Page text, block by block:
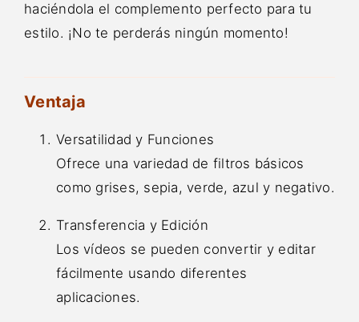
haciéndola el complemento perfecto para tu
estilo. ¡No te perderás ningún momento!
Ventaja
Versatilidad y Funciones
Ofrece una variedad de filtros básicos
como grises, sepia, verde, azul y negativo.
Transferencia y Edición
Los vídeos se pueden convertir y editar
fácilmente usando diferentes
aplicaciones.